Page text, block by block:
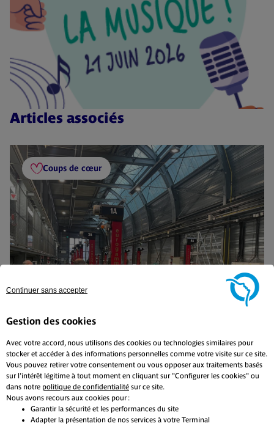
Articles associés
Coups de cœur
Visite guidée du T3a : retour en images.
Gestion des cookies
Avec votre accord, nous utilisons des cookies ou technologies similaires pour
stocker et accéder à des informations personnelles comme votre visite sur ce site.
Vous pouvez retirer votre consentement ou vous opposer aux traitements basés
sur l'intérêt légitime à tout moment en cliquant sur "Configurer les cookies" ou
dans notre politique de confidentialité sur ce site.
Nous avons recours aux cookies pour :
Garantir la sécurité et les performances du site
Adapter la présentation de nos services à votre Terminal
Continuer sans accepter